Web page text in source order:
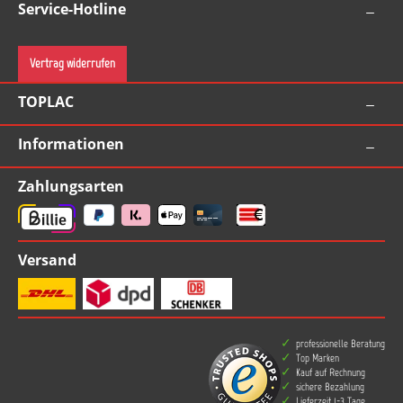
Service-Hotline
Vertrag widerrufen
TOPLAC
Informationen
Zahlungsarten
Versand
professionelle Beratung
Top Marken
Kauf auf Rechnung
sichere Bezahlung